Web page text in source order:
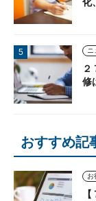
化
ニ
修
おすすめ記